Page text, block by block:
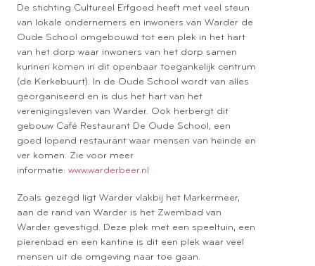
De stichting Cultureel Erfgoed heeft met veel steun
van lokale ondernemers en inwoners van Warder de
Oude School omgebouwd tot een plek in het hart
van het dorp waar inwoners van het dorp samen
kunnen komen in dit openbaar toegankelijk centrum
(de Kerkebuurt). In de Oude School wordt van alles
georganiseerd en is dus het hart van het
verenigingsleven van Warder. Ook herbergt dit
gebouw Café Restaurant De Oude School, een
goed lopend restaurant waar mensen van heinde en
ver komen. Zie voor meer
informatie: www.warderbeer.nl
Zoals gezegd ligt Warder vlakbij het Markermeer,
aan de rand van Warder is het Zwembad van
Warder gevestigd. Deze plek met een speeltuin, een
pierenbad en een kantine is dit een plek waar veel
mensen uit de omgeving naar toe gaan.